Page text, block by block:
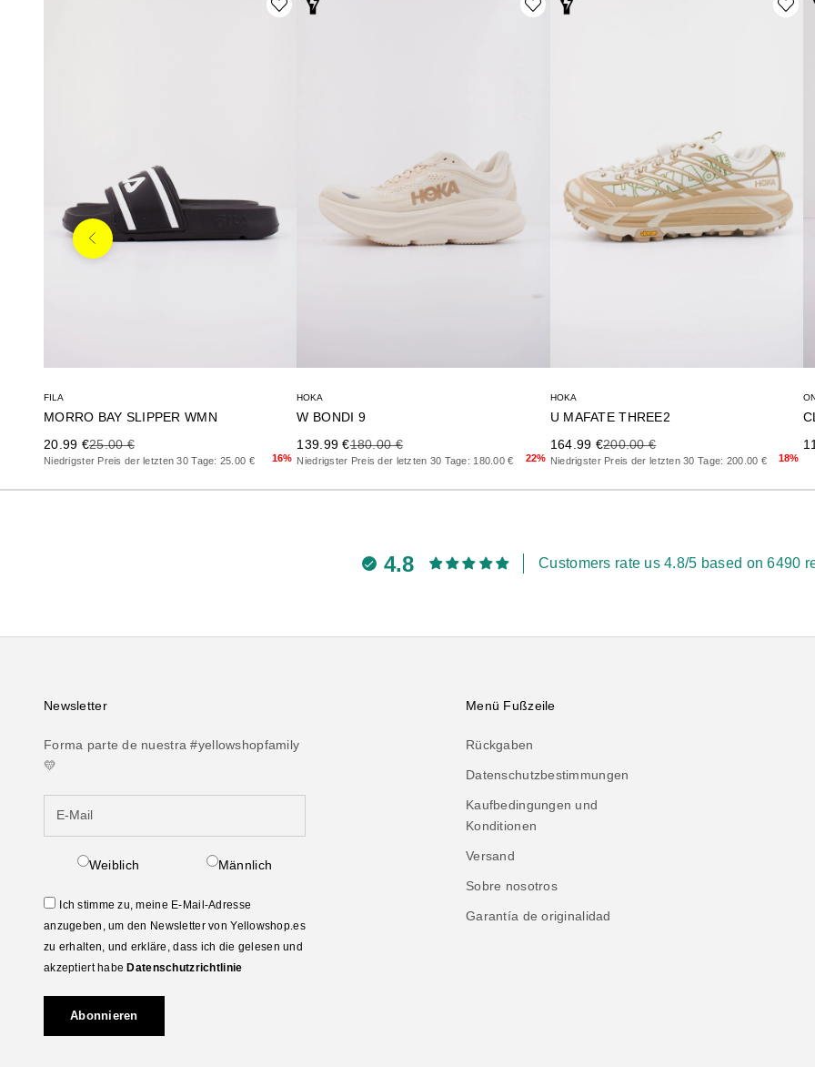
FILA
MORRO BAY SLIPPER WMN
Precio de oferta
20.99 €Precio anterior
25.00 €
Niedrigster Preis der letzten 30 Tage: 25.00 € 16%
HOKA
W BONDI 9
Precio de oferta
139.99 €Precio anterior
180.00 €
Niedrigster Preis der letzten 30 Tage: 180.00 € 22%
HOKA
U MAFATE THREE2
Precio de oferta
164.99 €Precio anterior
200.00 €
Niedrigster Preis der letzten 30 Tage: 200.00 € 18%
Anterior
4.8 Customers rate us 4.8/5 based on 6490
Newsletter
Forma parte de nuestra #yellowshopfamily
💛
Weiblich Männlich
Ich stimme zu, meine E-Mail-Adresse
anzugeben, um den Newsletter von Yellowshop.es
zu erhalten, und erkläre, dass ich die gelesen und
akzeptiert habeDatenschutzrichtlinie
Abonnieren
Menü Fußzeile
Rückgaben
Datenschutzbestimmungen
Kaufbedingungen und
Konditionen
Versand
Sobre nosotros
Garantía de originalidad